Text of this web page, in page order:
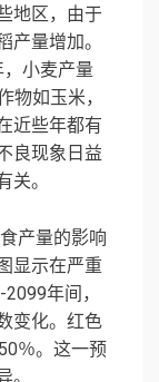
地区，由于
量增加。
小麦产量
物如玉米，
近些年都有
良现象日益
关。
产量的影响
显示在严重
年间，
变化。红色
％。这一预